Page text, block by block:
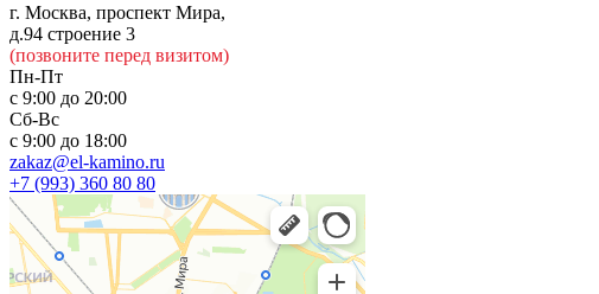
г. Москва, проспект Мира,
д.94 строение 3
(позвоните перед визитом)
Пн-Пт
с 9:00 до 20:00
Сб-Вс
с 9:00 до 18:00
zakaz@el-kamino.ru
+7 (993) 360 80 80